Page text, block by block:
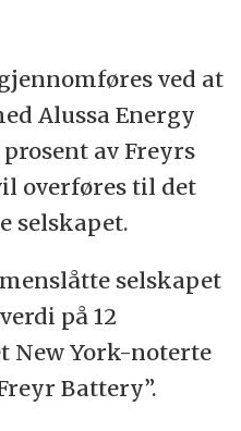
ved at
Alussa Energy
av Freyrs
overføres til det
selskapet.
selskapet
på 12
New York-noterte
Battery”.